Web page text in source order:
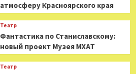
атмосферу Красноярского края
Театр
Фантастика по Станиславскому:
новый проект Музея МХАТ
Театр